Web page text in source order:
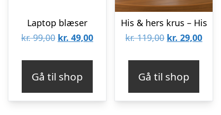
Laptop blæser
kr.99,00 Den
var:
kr. 99,00.
kr. 49,00Den
kr. 49,00.
Gå til shop
His & hers krus – His
kr.119,00 Den
var:
kr. 119,00.
kr. 29,00Den
kr.
Gå til shop